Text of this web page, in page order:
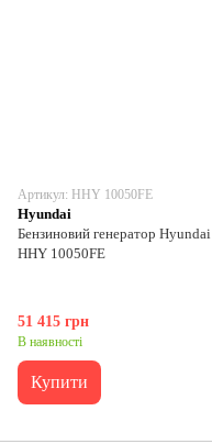
Артикул: HHY 10050FE
Hyundai
Бензиновий генератор Hyundai
HHY 10050FE
51 415 грн
В наявності
Купити